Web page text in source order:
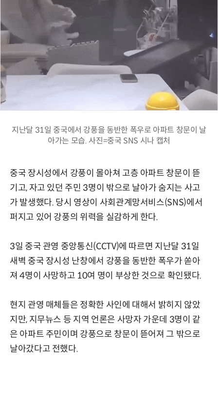
지난달 31일 중국에서 강풍을 동반한 폭우로 아파트 창문이 날
아가는 모습. 사진=중국 SNS 시나 캡처
중국 장시성에서 강풍이 몰아쳐 고층 아파트 창문이 뜯
기고, 자고 있던 주민 3명이 밖으로 날아가 숨지는 사고
가 발생했다. 당시 영상이 사회관계망서비스(SNS)에서
퍼지고 있어 강풍의 위력을 실감하게 한다.
3일 중국 관영 중앙통신(CCTV)에 따르면 지난달 31일
새벽 중국 장시성 난창에서 강풍을 동반한 폭우가 쏟아
져 4명이 사망하고 10여 명이 부상한 것으로 확인됐다.
현지 관영 매체들은 정확한 사인에 대해서 밝히지 않았
지만, 지무뉴스 등 지역 언론은 사망자 가운데 3명이 같
은 아파트 주민이며 강풍으로 창문이 뜯어져 그 밖으로
날아갔다고 전했다.